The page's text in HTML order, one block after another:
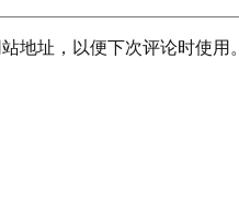
地址，以便下次评论时使用。